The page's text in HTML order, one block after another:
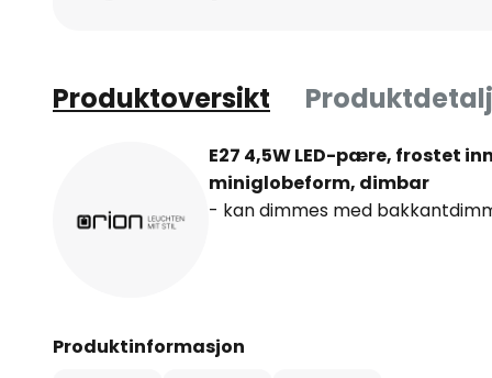
Produktoversikt
E27 4,5W LED-pære, frostet
miniglobeform, dimbar
- kan dimmes med
Produktinformasjon